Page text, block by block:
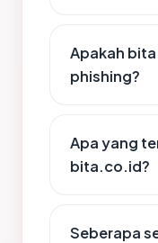
Apakah
phishing?
Apa yang
bita.co.id?
Seberapa